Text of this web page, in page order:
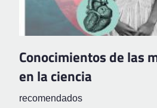
Conocimientos de las
en la ciencia
recomendados